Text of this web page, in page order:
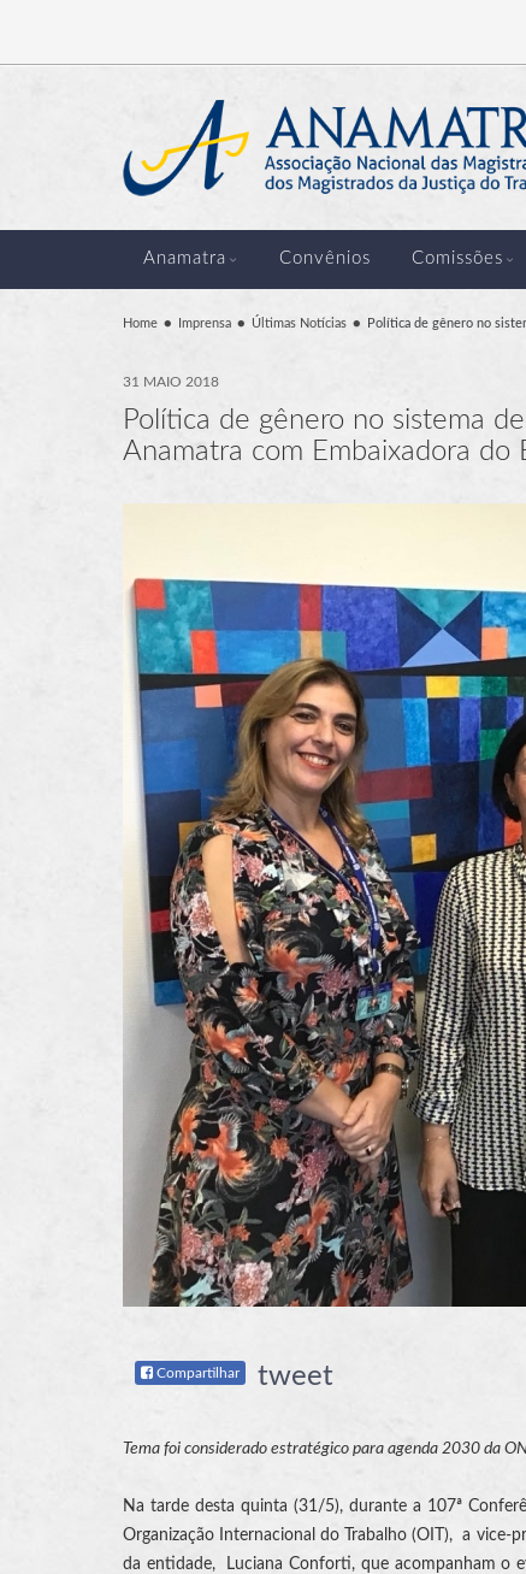
Anamatra Convênios Comissões
Home Imprensa Últimas Notícias Política de gênero no
31 MAIO 2018
Política de gênero no sistema
Anamatra com Embaixadora do
Compartilhar tweet
Tema foi considerado estratégico para agenda 2030 da
Na tarde desta quinta (31/5), durante a 107ª
Organização Internacional do Trabalho (OIT), a vice-
da entidade, Luciana Conforti, que acompanham o